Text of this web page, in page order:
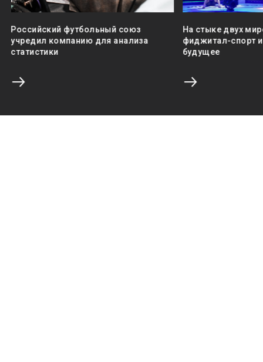
Российский футбольный союз
учредил компанию для анализа
статистики
На стыке двух
фиджитал-спорт
будущее